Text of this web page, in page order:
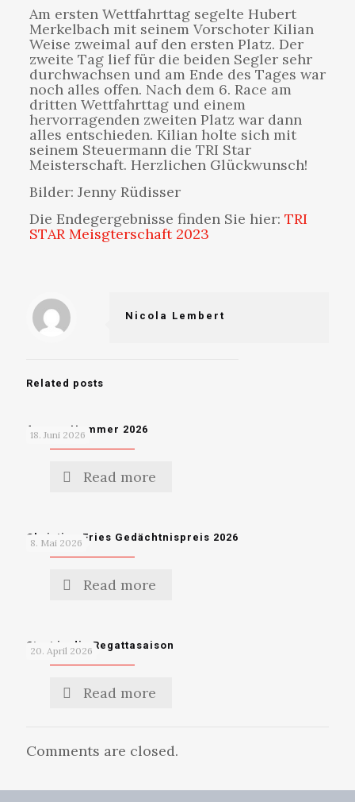
Am ersten Wettfahrttag segelte Hubert
Merkelbach mit seinem Vorschoter Kilian
Weise zweimal auf den ersten Platz. Der
zweite Tag lief für die beiden Segler sehr
durchwachsen und am Ende des Tages war
noch alles offen. Nach dem 6. Race am
dritten Wettfahrttag und einem
hervorragenden zweiten Platz war dann
alles entschieden. Kilian holte sich mit
seinem Steuermann die TRI Star
Meisterschaft. Herzlichen Glückwunsch!
Bilder: Jenny Rüdisser
Die Endegergebnisse finden Sie hier: TRI
STAR Meisgterschaft 2023
Nicola Lembert
Related posts
18. Juni 2026
Ammer Hammer 2026
Read more
8. Mai 2026
Christian Fries Gedächtnispreis 2026
Read more
20. April 2026
Start in die Regattasaison
Read more
Comments are closed.